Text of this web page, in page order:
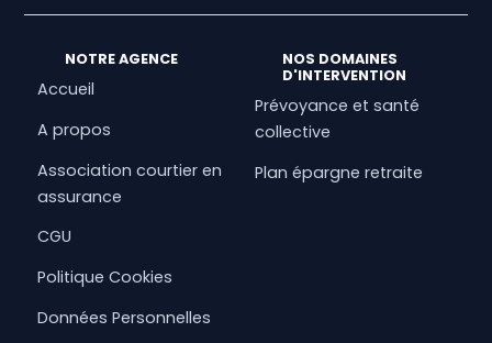
NOTRE AGENCE
Accueil
A propos
Association courtier en
assurance
CGU
Politique Cookies
Données Personnelles
NOS DOMAINES
D'INTERVENTION
Prévoyance et santé
collective
Plan épargne retraite